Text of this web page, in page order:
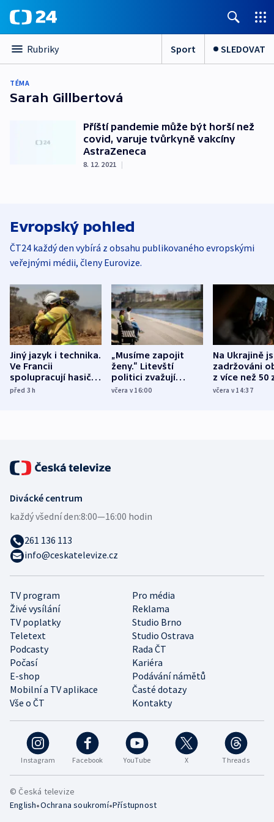
Rubriky Sport SLEDOVAT
TÉMA
Sarah Gillbertová
Příští pandemie může být horší než
covid, varuje tvůrkyně vakcíny
AstraZeneca
8. 12. 2021 |
Evropský pohled
ČT24 každý den vybírá z obsahu publikovaného evropskými
veřejnými médii, členy Eurovize.
Jiný jazyk i technika.
Ve Francii
spolupracují hasiči z
různých zemí
před 3h
„Musíme zapojit
ženy.“ Litevští
politici zvažují
dohodu o
včera v 16:00
Na Ukrajině
zadržováni
z více než 50
Bojovali na
včera v 14:37
Instagram Facebook YouTube X Threads
TV program
Pro média
Živé vysílání
Reklama
TV poplatky
Studio Brno
Teletext
Studio Ostrava
Podcasty
Rada ČT
Počasí
Kariéra
E-shop
Podávání námětů
Mobilní a TV aplikace
Časté dotazy
Vše o ČT
Kontakty
Divácké centrum
každý všední den:8:00—16:00 hodin
261 136 113
info@ceskatelevize.cz
© Česká televize
English•Ochrana soukromí•Přístupnost